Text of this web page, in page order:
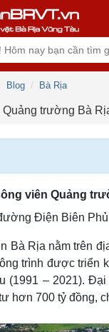
Blog Bà Rịa
trường Bà
viên Quảng
Điện Biên
Bà Rịa nằm trên
trình được triển
(1991 – 2021).
hơn 700 tỷ đồng,